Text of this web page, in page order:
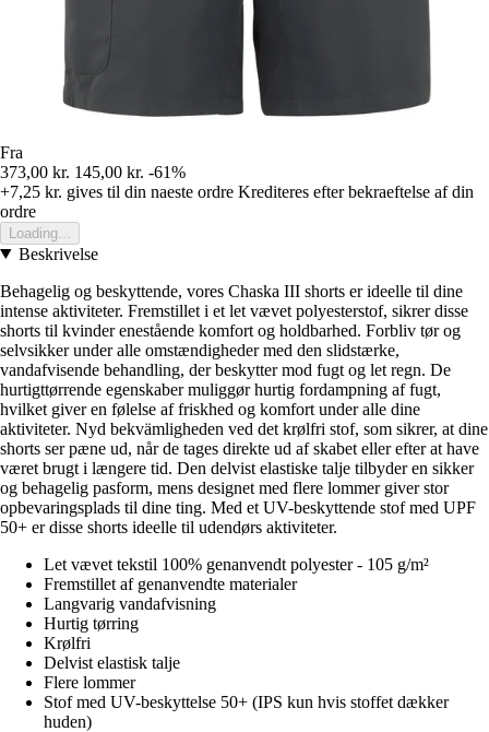
Fra
373,00 kr. 145,00 kr. -61%
+7,25 kr. gives til din naeste ordre Krediteres efter bekraeftelse af din
ordre
Loading...
Beskrivelse
Behagelig og beskyttende, vores Chaska III shorts er ideelle til dine
intense aktiviteter. Fremstillet i et let vævet polyesterstof, sikrer disse
shorts til kvinder enestående komfort og holdbarhed. Forbliv tør og
selvsikker under alle omstændigheder med den slidstærke,
vandafvisende behandling, der beskytter mod fugt og let regn. De
hurtigttørrende egenskaber muliggør hurtig fordampning af fugt,
hvilket giver en følelse af friskhed og komfort under alle dine
aktiviteter. Nyd bekvämligheden ved det krølfri stof, som sikrer, at dine
shorts ser pæne ud, når de tages direkte ud af skabet eller efter at have
været brugt i længere tid. Den delvist elastiske talje tilbyder en sikker
og behagelig pasform, mens designet med flere lommer giver stor
opbevaringsplads til dine ting. Med et UV-beskyttende stof med UPF
50+ er disse shorts ideelle til udendørs aktiviteter.
Let vævet tekstil 100% genanvendt polyester - 105 g/m²
Fremstillet af genanvendte materialer
Langvarig vandafvisning
Hurtig tørring
Krølfri
Delvist elastisk talje
Flere lommer
Stof med UV-beskyttelse 50+ (IPS kun hvis stoffet dækker
huden)